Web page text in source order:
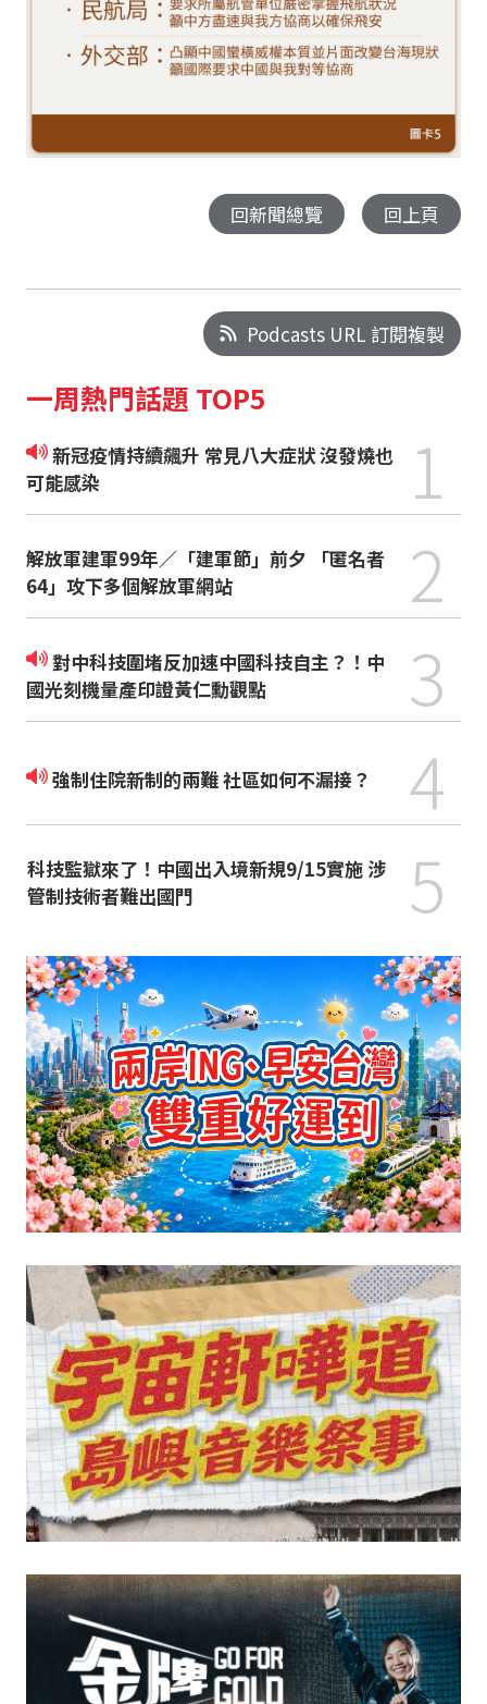
回新聞總覽 回上頁
Podcasts URL 訂閱複製
一周熱門話題 TOP5
新冠疫情持續飆升 常見八大症狀 沒發燒也
可能感染
1
解放軍建軍99年／「建軍節」前夕 「匿名者
64」攻下多個解放軍網站
2
對中科技圍堵反加速中國科技自主？！中
國光刻機量產印證黃仁勳觀點
3
強制住院新制的兩難 社區如何不漏接？ 4
科技監獄來了！中國出入境新規9/15實施 涉
管制技術者難出國門
5